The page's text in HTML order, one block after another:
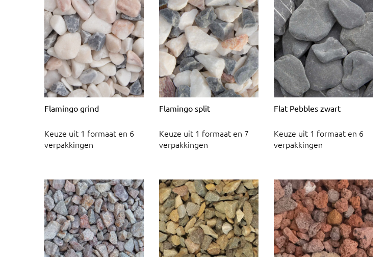
Flamingo grind
Keuze uit 1 formaat en 6
verpakkingen
Flamingo split
Keuze uit 1 formaat en 7
verpakkingen
Flat Pebbles zwart
Keuze uit 1 formaat en 6
verpakkingen